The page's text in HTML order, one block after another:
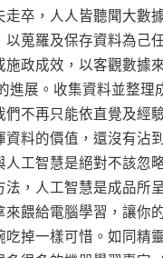
卒，人人皆聽聞大數
蒐羅及保存資料為己
政成效，以客觀數據
進展。收集資料並整理
不再只能依直覺及經
料的價值，還沒有沾
工智慧是絕對不該忽
，人工智慧是成品所
餵給電腦學習，讓你
掉一樣可惜。如同精